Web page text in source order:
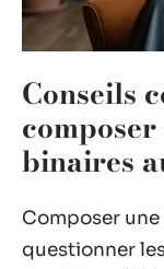
Conseils
binaires
Composer une
questionner